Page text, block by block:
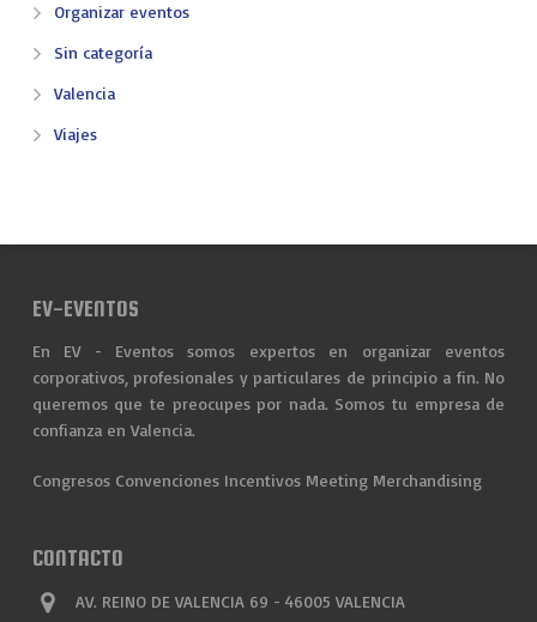
Organizar eventos
Sin categoría
Valencia
Viajes
EV-EVENTOS
En EV - Eventos somos expertos en organizar eventos
corporativos, profesionales y particulares de principio a fin. No
queremos que te preocupes por nada. Somos tu empresa de
confianza en Valencia.
Congresos Convenciones Incentivos Meeting Merchandising
CONTACTO
AV. REINO DE VALENCIA 69 - 46005 VALENCIA